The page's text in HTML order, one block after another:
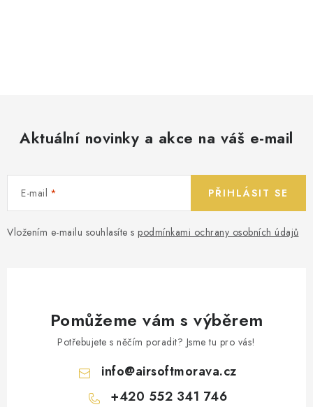
Aktuální novinky a akce na váš e-mail
E-mail
Vložením e-mailu souhlasíte s podmínkami ochrany osobních údajů
PŘIHLÁSIT SE
Pomůžeme vám s výběrem
Potřebujete s něčím poradit? Jsme tu pro vás!
info@airsoftmorava.cz
+420 552 341 746